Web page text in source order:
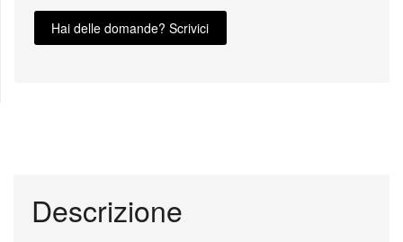
Hai delle domande? Scrivici
Descrizione